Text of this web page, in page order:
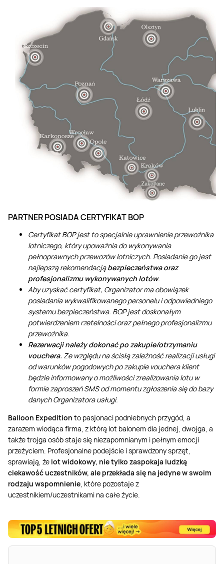
PARTNER POSIADA CERTYFIKAT BOP
Certyfikat BOP jest to specjalnie uprawnienie przewoźnika
lotniczego, który upoważnia do wykonywania
pełnoprawnych przewozów lotniczych. Posiadanie go jest
najlepszą rekomendacjąbezpieczeństwa oraz
profesjonalizmu wykonywanych lotów.
Aby uzyskać certyfikat, Organizator ma obowiązek
posiadania wykwalifikowanego personelu i odpowiedniego
systemu bezpieczeństwa. BOP jest doskonałym
potwierdzeniem rzetelności oraz pełnego profesjonalizmu
przewoźnika.
Rezerwacji należy dokonać po zakupie/otrzymaniu
vouchera. Ze względu na ścisłą zależność realizacji usługi
od warunków pogodowych po zakupie vouchera klient
będzie informowany o możliwości zrealizowania lotu w
formie zaproszeń SMS od momentu zgłoszenia się do bazy
danych Organizatora usługi.
Balloon Expedition to pasjonaci podniebnych przygód, a
zarazem wiodąca firma, z którą lot balonem dla jednej, dwojga, a
także trojga osób staje się niezapomnianym i pełnym emocji
przeżyciem. Profesjonalne podejście i sprawdzony sprzęt,
sprawiają, że lot widokowy, nie tylko zaspokaja ludzką
ciekawość uczestników, ale przekłada się na jedyne w swoim
rodzaju wspomnienie, które pozostaje z
uczestnikiem/uczestnikami na całe życie.